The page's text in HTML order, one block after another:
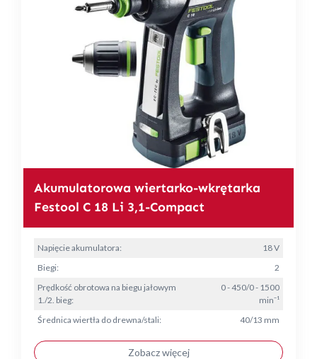
Akumulatorowa wiertarko-wkrętarka
Festool C 18 Li 3,1-Compact
Napięcie akumulatora:
18 V
Biegi:
2
Prędkość obrotowa na biegu jałowym
1./2. bieg:
0 - 450/0 - 1500
min⁻¹
Średnica wiertła do drewna/stali:
40/13 mm
Zobacz więcej